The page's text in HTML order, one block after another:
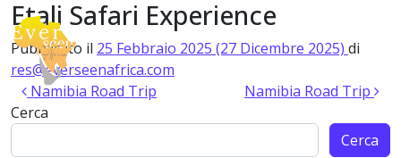
Vai al contenuto
Navigazione principale
Etali Safari Experience
Pubblicato il 25 Febbraio 2025 (27 Dicembre 2025) di
res@everseenafrica.com
Navigazione articoli
Namibia Road Trip
Namibia Road Trip
Cerca
Cerca